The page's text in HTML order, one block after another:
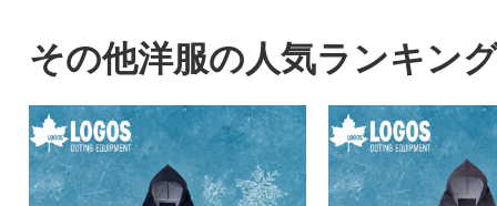
ーデニング ホースリール
その他洋服の人気ランキン